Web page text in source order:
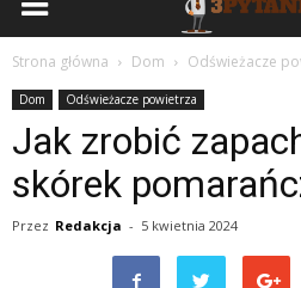
Strona główna Dom Odświeżacze
Dom Odświeżacze powietrza
Jak zrobić
skórek
Przez Redakcja - 5 kwietnia 2024